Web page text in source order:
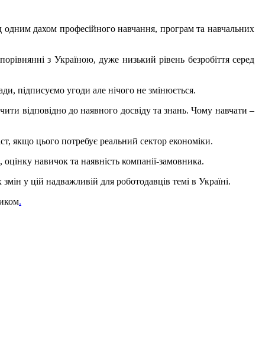
дахом професійного навчання, програм та навчальних
з Україною, дуже низький рівень безробіття серед
підписуємо угоди але нічого не змінюється.
відповідно до наявного досвіду та знань. Чому навчати –
якщо цього потребує реальний сектор економіки.
навичок та наявність компанії-замовника.
у цій надважливій для роботодавців темі в Україні.
.